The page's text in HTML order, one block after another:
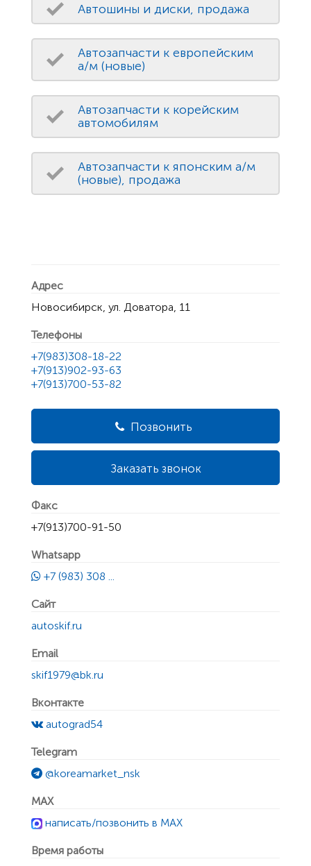
Автошины и диски, продажа
Автозапчасти к европейским
а/м (новые)
Автозапчасти к корейским
автомобилям
Автозапчасти к японским а/м
(новые), продажа
Адрес
Новосибирск, ул. Доватора, 11
Телефоны
+7(983)308-18-22
+7(913)902-93-63
+7(913)700-53-82
Позвонить
Заказать звонок
Факс
+7(913)700-91-50
Whatsapp
+7 (983) 308 ...
Сайт
autoskif.ru
Email
skif1979@bk.ru
Вконтакте
autograd54
Telegram
@koreamarket_nsk
MAX
написать/позвонить в MAX
Время работы